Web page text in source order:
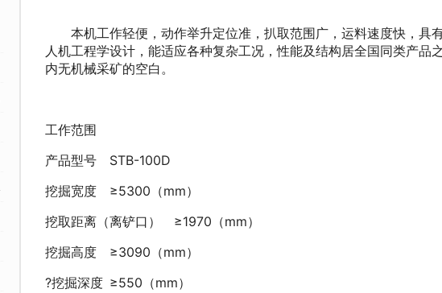
本机工作轻便，动作举升定位准，扒取范围广，运料速度快，具
人机工程学设计，能适应各种复杂工况，性能及结构居全国同类产
内无机械采矿的空白。
工作范围
产品型号
STB-100D
挖掘宽度
≥5300（mm）
挖取距离（离铲口）
≥1970（mm）
挖掘高度
≥3090（mm）
?挖掘深度 ≥550（mm）